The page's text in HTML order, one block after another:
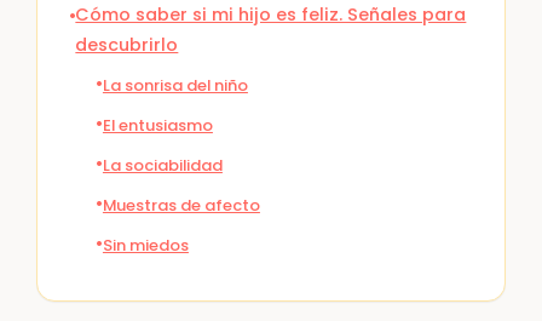
Cómo saber si mi hijo es feliz. Señales para
descubrirlo
La sonrisa del niño
El entusiasmo
La sociabilidad
Muestras de afecto
Sin miedos